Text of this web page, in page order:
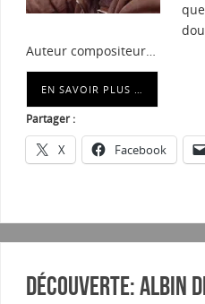
Auteur compositeur…
EN SAVOIR PLUS …
Partager :
X Facebook
Découverte: Albin